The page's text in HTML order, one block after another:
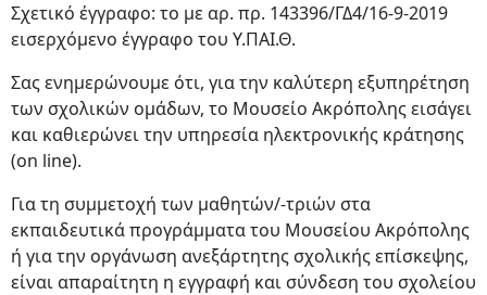
Σχετικό έγγραφο: το με αρ. πρ. 143396/ΓΔ4/16-9-2019
εισερχόμενο έγγραφο του Υ.ΠΑΙ.Θ.
Σας ενημερώνουμε ότι, για την καλύτερη εξυπηρέτηση
των σχολικών ομάδων, το Μουσείο Ακρόπολης εισάγει
και καθιερώνει την υπηρεσία ηλεκτρονικής κράτησης
(on line).
Για τη συμμετοχή των μαθητών/-τριών στα
εκπαιδευτικά προγράμματα του Μουσείου Ακρόπολης
ή για την οργάνωση ανεξάρτητης σχολικής επίσκεψης,
είναι απαραίτητη η εγγραφή και σύνδεση του σχολείου